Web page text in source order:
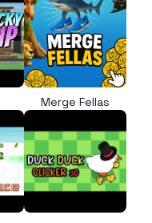
Merge Fellas